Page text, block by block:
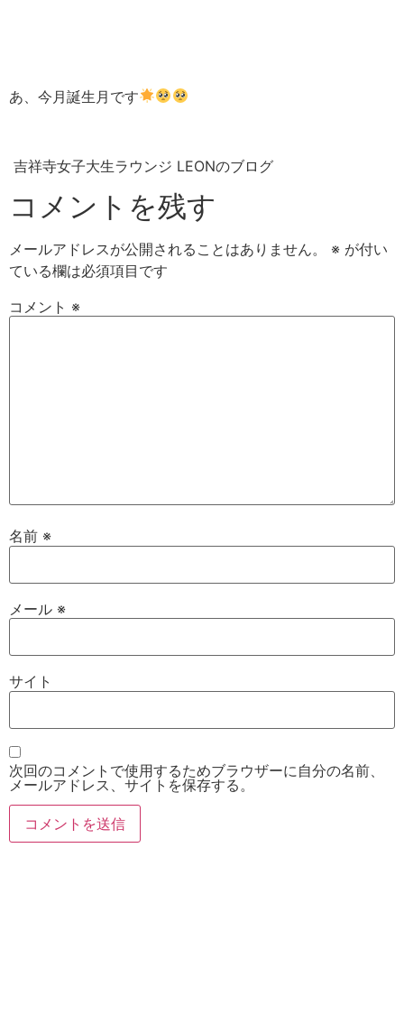
あ、今月誕生月です
吉祥寺女子大生ラウンジ LEONのブログ
コメントを残す
メールアドレスが公開されることはありません。 ※ が付い
ている欄は必須項目です
コメント ※
名前 ※
メール ※
サイト
次回のコメントで使用するためブラウザーに自分の名前、
メールアドレス、サイトを保存する。